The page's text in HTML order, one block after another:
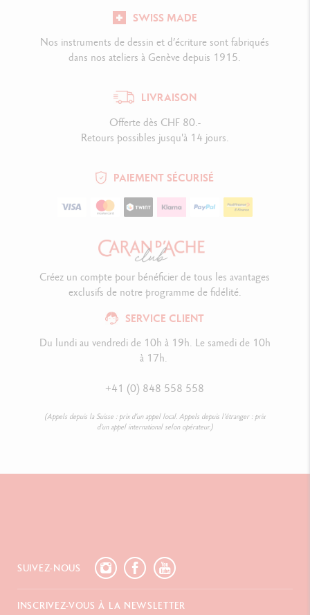
SWISS MADE
Nos instruments de dessin et d’écriture sont fabriqués
dans nos ateliers à Genève depuis 1915.
LIVRAISON
Offerte dès CHF 80.-
Retours possibles jusqu'à 14 jours.
PAIEMENT SÉCURISÉ
SERVICE CLIENT
Du lundi au vendredi de 10h à 19h. Le samedi de 10h
à 17h.
+41 (0) 848 558 558
(Appels depuis la Suisse : prix d’un appel local. Appels depuis l’étranger : prix
d’un appel international selon opérateur.)
Créez un compte pour bénéficier de tous les avantages
exclusifs de notre programme de fidélité.
SUIVEZ-NOUS
INSCRIVEZ-VOUS À LA NEWSLETTER